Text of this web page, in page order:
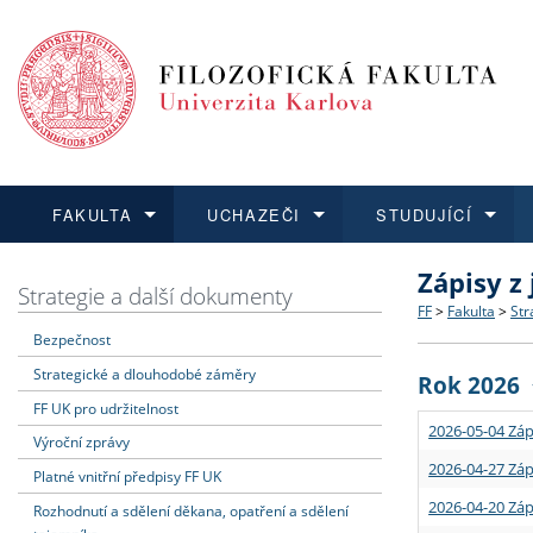
FAKULTA
Dozvědět se více
Struktura
Strategie
Podpora
UCHAZEČI
Podat přihlášku
Co
Učitelské
STUDUJÍCÍ
Dozvědět se více
Rigorózní
Dozvědět se více
O vědě a
Granty a
Dozvědět se více
Aktuální
Strategie a další dokumenty
Bezpečnost
Strategické a dlouhodobé záměry
FF UK pro udržitelnost
Výroční zprávy
Platné vnitřní předpisy FF UK
Rozhodnutí a sdělení děkana, opatření a sdělení
Zápisy
FF > Fakulta >
Rok 2026
2026-05-04
2026-04-27
2026-04-20